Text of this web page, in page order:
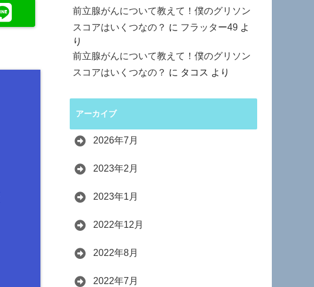
前立腺がんについて教えて！僕のグリソン
スコアはいくつなの？ に フラッター49 よ
り
前立腺がんについて教えて！僕のグリソン
スコアはいくつなの？ に タコス より
アーカイブ
2026年7月
2023年2月
2023年1月
2022年12月
2022年8月
2022年7月